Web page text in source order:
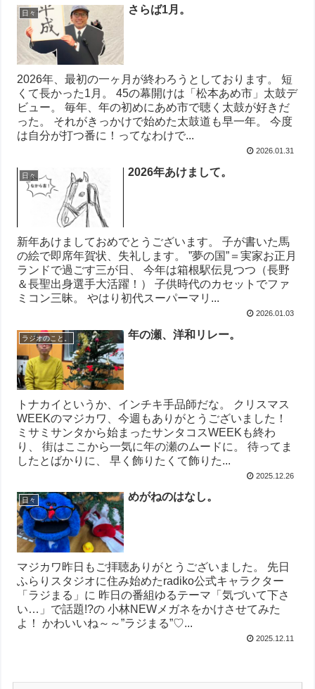
日々 さらば1月。
2026年、最初の一ヶ月が終わろうとしております。 短
くて長かった1月。 45の幕開けは「松本あめ市」太鼓デ
ビュー。 毎年、年の初めにあめ市で聴く太鼓が好きだ
った。 それがきっかけで始めた太鼓道も早一年。 今度
は自分が打つ番に！ってなわけで...
2026.01.31
日々 2026年あけまして。
新年あけましておめでとうございます。 子が書いた馬
の絵で即席年賀状、失礼します。 ”夢の国”＝実家お正月
ランドで過ごす三が日、 今年は箱根駅伝見つつ（長野
＆長聖出身選手大活躍！） 子供時代のカセットでファ
ミコン三昧。 やはり初代スーパーマリ...
2026.01.03
ラジオのこと。 年の瀬、洋和リレー。
トナカイというか、インチキ手品師だな。 クリスマス
WEEKのマジカワ、今週もありがとうございました！
ミサミサンタから始まったサンタコスWEEKも終わ
り、 街はここから一気に年の瀬のムードに。 待ってま
したとばかりに、 早く飾りたくて飾りた...
2025.12.26
日々 めがねのはなし。
マジカワ昨日もご拝聴ありがとうございました。 先日
ふらりスタジオに住み始めたradiko公式キャラクター
「ラジまる」に 昨日の番組ゆるテーマ「気づいて下さ
い…」で話題!?の 小林NEWメガネをかけさせてみた
よ！ かわいいね～～”ラジまる”♡...
2025.12.11